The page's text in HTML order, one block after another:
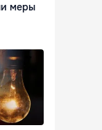
меры